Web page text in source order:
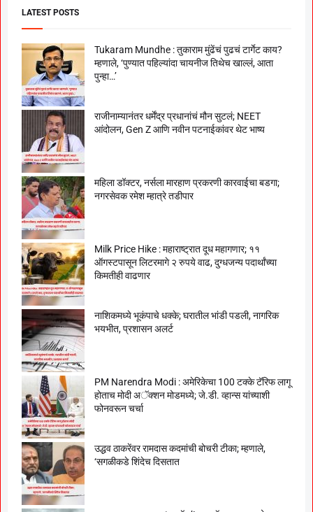
LATEST POSTS
Tukaram Mundhe : तुकाराम मुंढेंचं पुढचं टार्गेट काय?
म्हणाले, ‘पुण्यात पहिल्यांदा चायनीज तिथेच खाल्लं, आता
पुन्हा…’
राजीनाम्यानंतर धर्मेंद्र प्रधानांचं मौन सुटलं; NEET
आंदोलन, Gen Z आणि नवीन पटनाईकांवर थेट भाष्य
महिला डॉक्टर, नर्सला मारहाण प्रकरणी कारवाईचा बडगा;
नगरसेवक रमेश म्हात्रे तडीपार
Milk Price Hike : महाराष्ट्रात दूध महागणार; ११
ऑगस्टपासून लिटरमागे २ रुपये वाढ, दुग्धजन्य पदार्थांच्या
किमतीही वाढणार
नाशिकमध्ये भूकंपाचे धक्के; घरातील भांडी पडली, नागरिक
भयभीत, प्रशासन अलर्ट
PM Narendra Modi : अमेरिकेचा 100 टक्के टॅरिफ लागू
होताच मोदी अॅक्शन मोडमध्ये; जे.डी. व्हान्स यांच्याशी
फोनवरून चर्चा
उद्धव ठाकरेंवर रामदास कदमांची बोचरी टीका; म्हणाले,
‘सगळीकडे शिंदेच दिसतात